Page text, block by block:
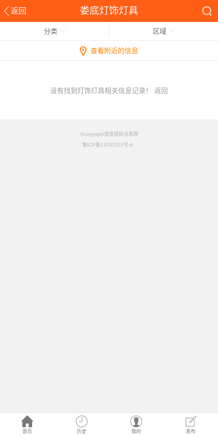
返回 娄底灯饰灯具
首页 历史 我的 发布
分类 区域
查看附近的信息
没有找到灯饰灯具相关信息记录！ 返回
©copyright铭竟便民信息网
鲁ICP备11031510号-6